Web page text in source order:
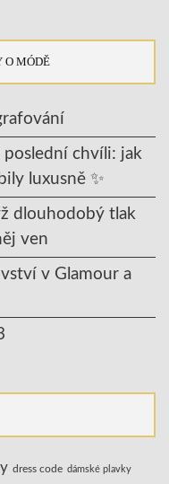
O MÓDĚ
chvíli: jak
luxusně ✨
dlouhodobý tlak
ven
v Glamour a
dress code dámské plavky